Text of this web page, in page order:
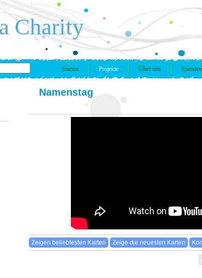
Charity
Starten Projekte Über uns Spenden
Namenstag